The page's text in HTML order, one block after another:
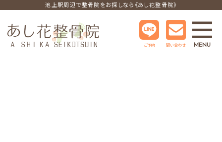
池上駅周辺で整骨院をお探しなら《あし花整骨院》
ご予約 問い合わせ MENU